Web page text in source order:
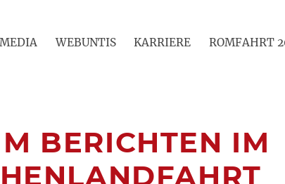
WEBUNTIS KARRIERE ROMFAHRT
BERICHTEN IM